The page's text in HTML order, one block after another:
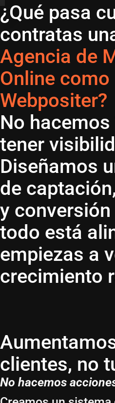
¿Qué pasa
contratas
Agencia de
Online como
Webpositer?
No hacemos
tener
Diseñamos
de
y conversión
todo está
empiezas a
crecimiento
clientes, no
No hacemos